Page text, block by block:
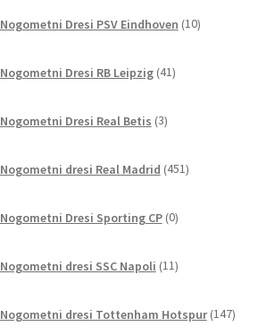
Nogometni Dresi PSV Eindhoven 10izdelkov
Nogometni Dresi RB Leipzig 41izdelkov
Nogometni Dresi Real Betis 3izdelki
Nogometni dresi Real Madrid 451izdelkov
Nogometni Dresi Sporting CP 0izdelkov
Nogometni dresi SSC Napoli 11izdelkov
Nogometni dresi Tottenham Hotspur 147